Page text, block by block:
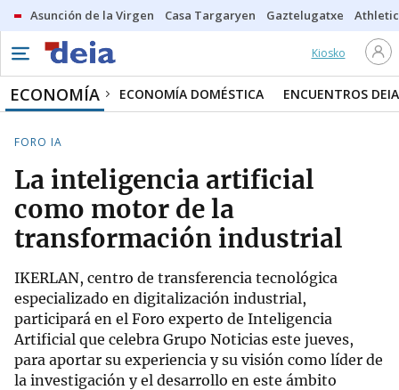
Asunción de la Virgen Casa Targaryen Gaztelugatxe Athletic
Kiosko
ECONOMÍA ECONOMÍA DOMÉSTICA ENCUENTROS DEIA
FORO IA
La inteligencia artificial
como motor de la
transformación industrial
IKERLAN, centro de transferencia tecnológica
especializado en digitalización industrial,
participará en el Foro experto de Inteligencia
Artificial que celebra Grupo Noticias este jueves,
para aportar su experiencia y su visión como líder de
la investigación y el desarrollo en este ámbito